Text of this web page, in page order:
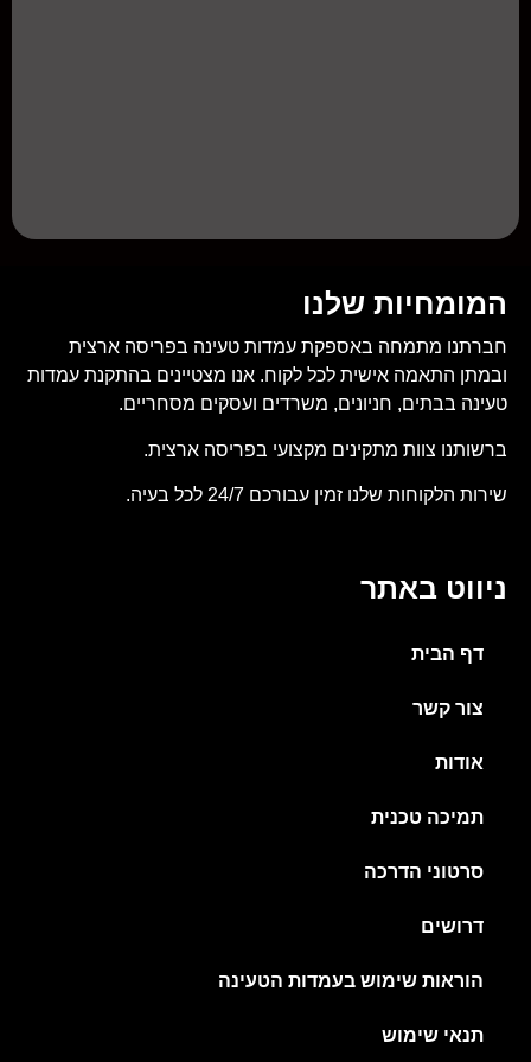
המומחיות שלנו
חברתנו מתמחה באספקת עמדות טעינה בפריסה ארצית
ובמתן התאמה אישית לכל לקוח. אנו מצטיינים בהתקנת עמדות
טעינה בבתים, חניונים, משרדים ועסקים מסחריים.
ברשותנו צוות מתקינים מקצועי בפריסה ארצית.
שירות הלקוחות שלנו זמין עבורכם 24/7 לכל בעיה.
ניווט באתר
דף הבית
צור קשר
אודות
תמיכה טכנית
סרטוני הדרכה
דרושים
הוראות שימוש בעמדות הטעינה
תנאי שימוש